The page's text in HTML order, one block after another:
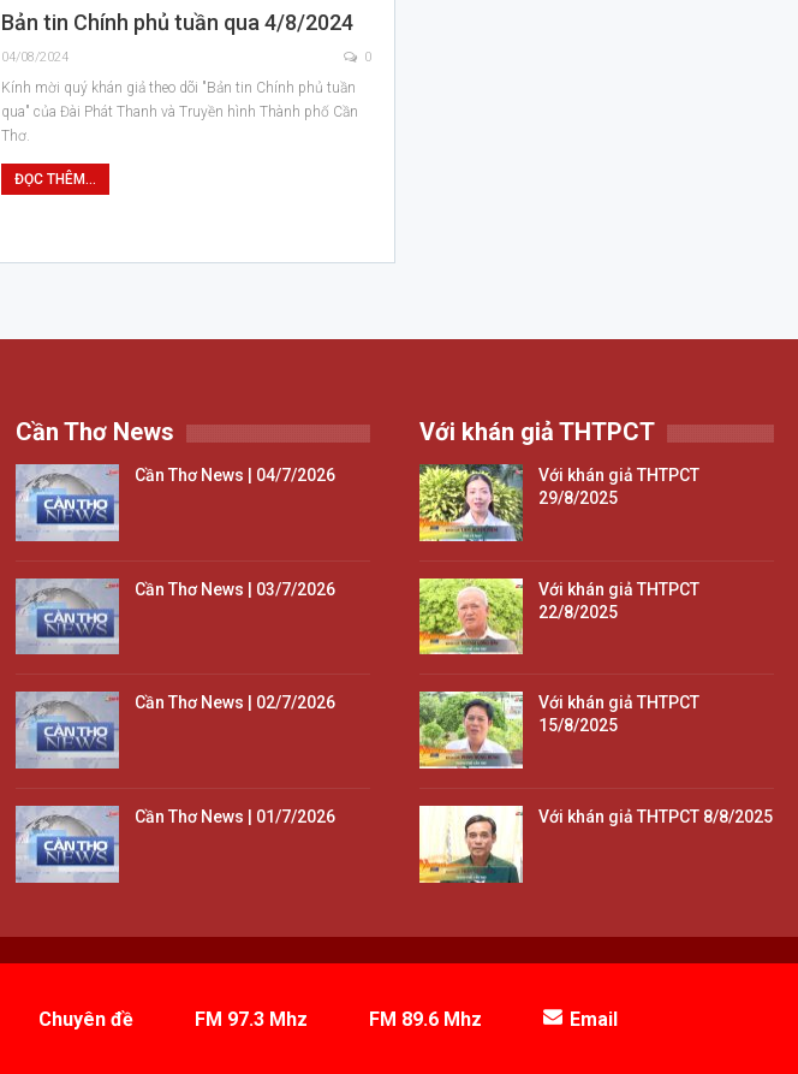
Bản tin Chính phủ tuần qua 4/8/2024
04/08/2024 0
Kính mời quý khán giả theo dõi "Bản tin Chính phủ tuần
qua" của Đài Phát Thanh và Truyền hình Thành phố Cần
Thơ.
ĐỌC THÊM...
Cần Thơ News
Cần Thơ News | 04/7/2026
Cần Thơ News | 03/7/2026
Cần Thơ News | 02/7/2026
Cần Thơ News | 01/7/2026
Với khán giả THTPCT
Với khán giả THTPCT
29/8/2025
Với khán giả THTPCT
22/8/2025
Với khán giả THTPCT
15/8/2025
Với khán giả THTPCT 8/8/2025
Chuyên đề FM 97.3 Mhz FM 89.6 Mhz Email